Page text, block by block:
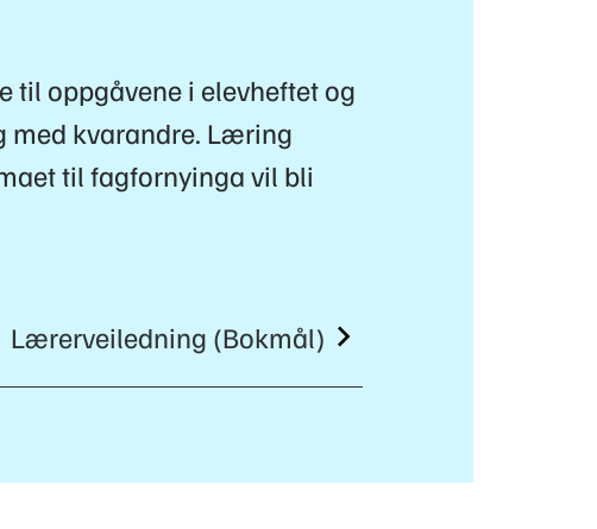
oppgåvene i elevheftet og
med kvarandre. Læring
til fagfornyinga vil bli
Lærerveiledning (Bokmål)